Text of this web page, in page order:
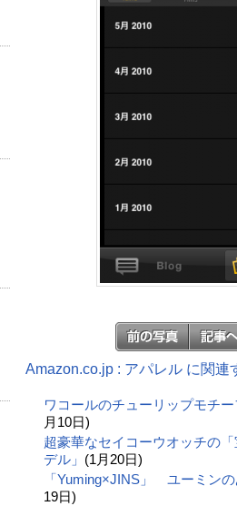
Amazon.co.jp : アパレル に関連
ワコールのチューリップモチ
月10日)
超豪華なセイコーウオッチの
デル」 (1月20日)
「Yuming×JINS」 ユーミン
19日)